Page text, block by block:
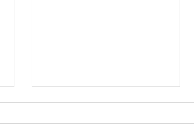
오늘의 호주 뉴스 — 2026년 8